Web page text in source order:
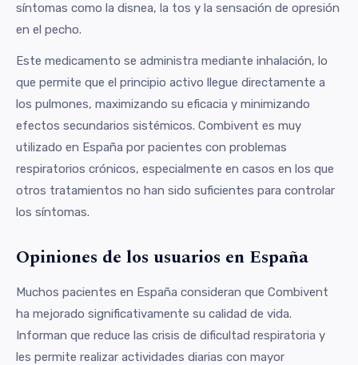
síntomas como la disnea, la tos y la sensación de opresión
en el pecho.
Este medicamento se administra mediante inhalación, lo
que permite que el principio activo llegue directamente a
los pulmones, maximizando su eficacia y minimizando
efectos secundarios sistémicos. Combivent es muy
utilizado en España por pacientes con problemas
respiratorios crónicos, especialmente en casos en los que
otros tratamientos no han sido suficientes para controlar
los síntomas.
Opiniones de los usuarios en España
Muchos pacientes en España consideran que Combivent
ha mejorado significativamente su calidad de vida.
Informan que reduce las crisis de dificultad respiratoria y
les permite realizar actividades diarias con mayor